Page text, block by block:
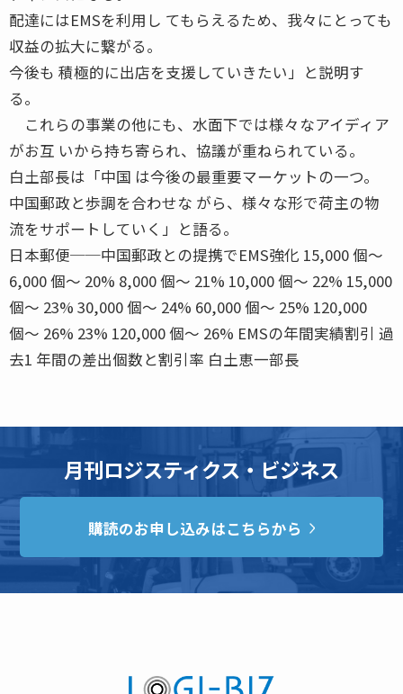
配達にはEMSを利用し てもらえるため、我々にとっても
収益の拡大に繋がる。
今後も 積極的に出店を支援していきたい」と説明す
る。
これらの事業の他にも、水面下では様々なアイディア
がお互 いから持ち寄られ、協議が重ねられている。
白土部長は「中国 は今後の最重要マーケットの一つ。
中国郵政と歩調を合わせな がら、様々な形で荷主の物
流をサポートしていく」と語る。
日本郵便──中国郵政との提携でEMS強化 15,000 個〜
6,000 個〜 20% 8,000 個〜 21% 10,000 個〜 22% 15,000
個〜 23% 30,000 個〜 24% 60,000 個〜 25% 120,000
個〜 26% 23% 120,000 個〜 26% EMSの年間実績割引 過
去1 年間の差出個数と割引率 白土恵一部長
月刊ロジスティクス・ビジネス
購読のお申し込みはこちらから